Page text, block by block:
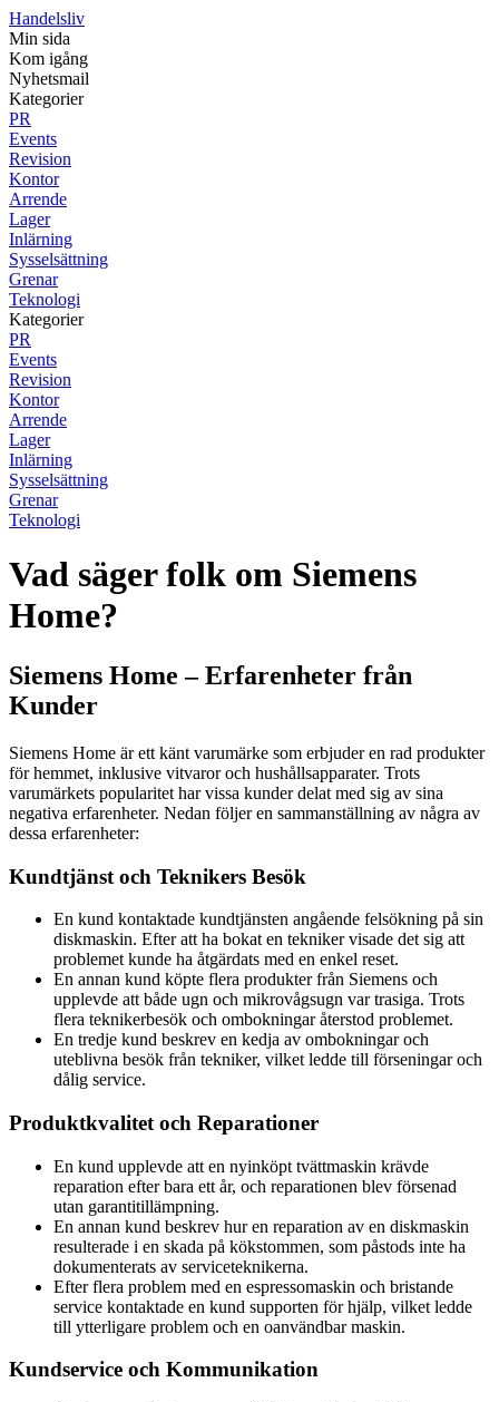
Handelsliv
Min sida
Kom igång
Nyhetsmail
Kategorier
PR
Events
Revision
Kontor
Arrende
Lager
Inlärning
Sysselsättning
Grenar
Teknologi
Kategorier
PR
Events
Revision
Kontor
Arrende
Lager
Inlärning
Sysselsättning
Grenar
Teknologi
Vad säger folk om Siemens
Home?
Siemens Home – Erfarenheter från
Kunder
Siemens Home är ett känt varumärke som erbjuder en rad produkter
för hemmet, inklusive vitvaror och hushållsapparater. Trots
varumärkets popularitet har vissa kunder delat med sig av sina
negativa erfarenheter. Nedan följer en sammanställning av några av
dessa erfarenheter:
Kundtjänst och Teknikers Besök
En kund kontaktade kundtjänsten angående felsökning på sin
diskmaskin. Efter att ha bokat en tekniker visade det sig att
problemet kunde ha åtgärdats med en enkel reset.
En annan kund köpte flera produkter från Siemens och
upplevde att både ugn och mikrovågsugn var trasiga. Trots
flera teknikerbesök och ombokningar återstod problemet.
En tredje kund beskrev en kedja av ombokningar och
uteblivna besök från tekniker, vilket ledde till förseningar och
dålig service.
Produktkvalitet och Reparationer
En kund upplevde att en nyinköpt tvättmaskin krävde
reparation efter bara ett år, och reparationen blev försenad
utan garantitillämpning.
En annan kund beskrev hur en reparation av en diskmaskin
resulterade i en skada på kökstommen, som påstods inte ha
dokumenterats av serviceteknikerna.
Efter flera problem med en espressomaskin och bristande
service kontaktade en kund supporten för hjälp, vilket ledde
till ytterligare problem och en oanvändbar maskin.
Kundservice och Kommunikation